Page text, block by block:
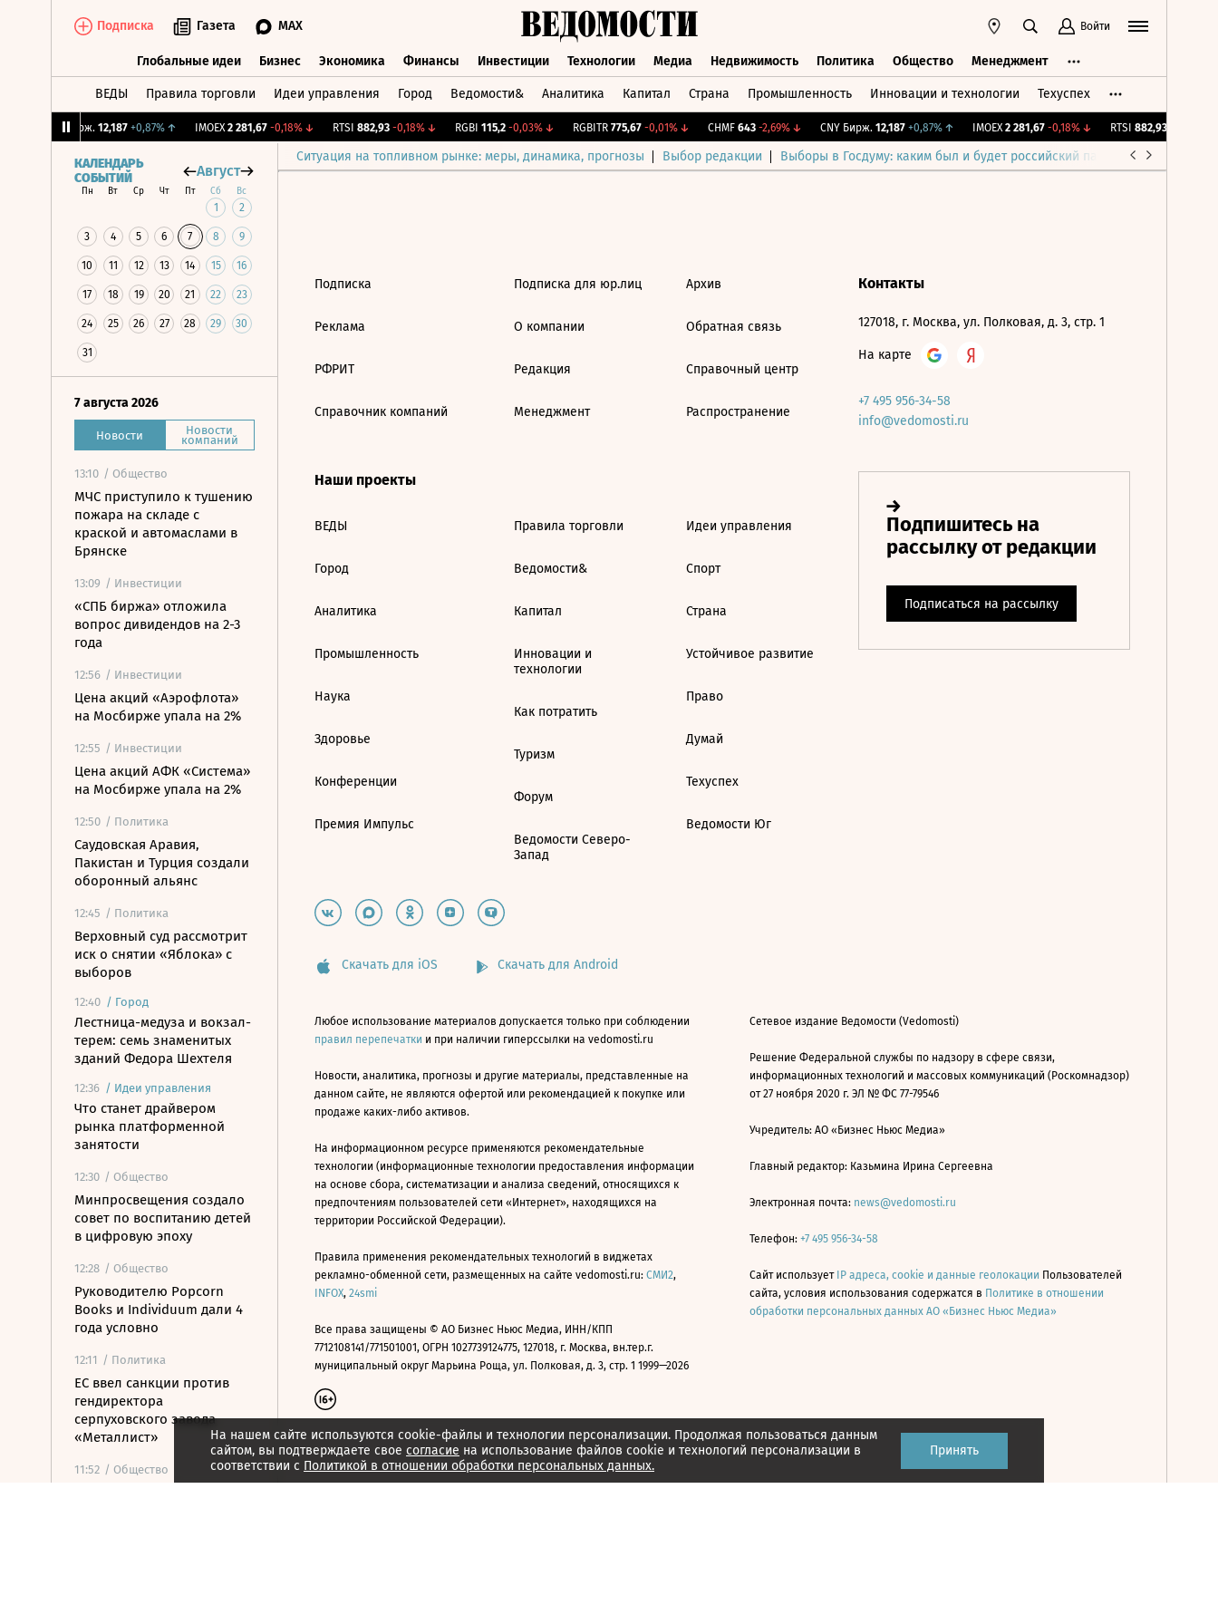
Подписка Газета MAX Войти
Глобальные идеи Бизнес Экономика Финансы Инвестиции Технологии Медиа Недвижимость Политика Общество Менеджмент
ВЕДЫ Правила торговли Идеи управления Город Ведомости& Аналитика Капитал Страна Промышленность Инновации и технологии Техуспех
CNY Бирж. 12,187 +0,87%↑ IMOEX 2 281,67 -0,18%↓ RTSI 882,93 -0,18%↓ RGBI 115,2 -0,03%↓ RGBITR 775,67 -0,01%↓ CHMF 643 -2,69%↓ CNY Бирж. 12,187 +0,87%↑ IMOEX 2 281,67 -0,18%↓ RTSI 882,93 -0,18%
Ситуация на топливном рынке: меры, динамика, прогнозы Выбор редакции Выборы в Госдуму: каким был и будет российский парламент
КАЛЕНДАРЬ
СОБЫТИЙ
Август
Пн Вт Ср Чт Пт Сб Вс
1 2
3 4 5 6 7 8 9
10 11 12 13 14 15 16
17 18 19 20 21 22 23
24 25 26 27 28 29 30
31
7 августа 2026
Новости Новости
компаний
13:10 / Общество
МЧС приступило к тушению
пожара на складе с
краской и автомаслами в
Брянске
13:09 / Инвестиции
«СПБ биржа» отложила
вопрос дивидендов на 2-3
года
12:56 / Инвестиции
Цена акций «Аэрофлота»
на Мосбирже упала на 2%
12:55 / Инвестиции
Цена акций АФК «Система»
на Мосбирже упала на 2%
12:50 / Политика
Саудовская Аравия,
Пакистан и Турция создали
оборонный альянс
12:45 / Политика
Верховный суд рассмотрит
иск о снятии «Яблока» с
выборов
12:40 / Город
Лестница-медуза и вокзал-
терем: семь знаменитых
зданий Федора Шехтеля
12:36 / Идеи управления
Что станет драйвером
рынка платформенной
занятости
12:30 / Общество
Минпросвещения создало
совет по воспитанию детей
в цифровую эпоху
12:28 / Общество
Руководителю Popcorn
Books и Individuum дали 4
года условно
12:11 / Политика
ЕС ввел санкции против
гендиректора
серпуховского завода
«Металлист»
11:52 / Общество
На нашем сайте используются cookie-файлы и технологии персонализации. Продолжая пользоваться данным
сайтом, вы подтверждаете свое согласие на использование файлов cookie и технологий персонализации в
соответствии с Политикой в отношении обработки персональных данных.
Принять
Подписка
Реклама
РФРИТ
Справочник компаний
Подписка для юр.лиц
О компании
Редакция
Менеджмент
Архив
Обратная связь
Справочный центр
Распространение
Наши проекты
ВЕДЫ
Город
Аналитика
Промышленность
Наука
Здоровье
Конференции
Премия Импульс
Правила торговли
Ведомости&
Капитал
Инновации и
технологии
Как потратить
Туризм
Форум
Ведомости Северо-
Запад
Идеи управления
Спорт
Страна
Устойчивое развитие
Право
Думай
Техуспех
Ведомости Юг
Контакты
127018, г. Москва, ул. Полковая, д. 3, стр. 1
На карте
+7 495 956-34-58
info@vedomosti.ru
Скачать для iOS Скачать для Android
Любое использование материалов допускается только при соблюдении
правил перепечатки и при наличии гиперссылки на vedomosti.ru
Новости, аналитика, прогнозы и другие материалы, представленные на
данном сайте, не являются офертой или рекомендацией к покупке или
продаже каких-либо активов.
На информационном ресурсе применяются рекомендательные
технологии (информационные технологии предоставления информации
на основе сбора, систематизации и анализа сведений, относящихся к
предпочтениям пользователей сети «Интернет», находящихся на
территории Российской Федерации).
Правила применения рекомендательных технологий в виджетах
рекламно-обменной сети, размещенных на сайте vedomosti.ru: СМИ2,
INFOX, 24smi
Все права защищены © АО Бизнес Ньюс Медиа, ИНН/КПП
7712108141/771501001, ОГРН 1027739124775, 127018, г. Москва, вн.тер.г.
муниципальный округ Марьина Роща, ул. Полковая, д. 3, стр. 1 1999—2026
Сетевое издание Ведомости (Vedomosti)
Решение Федеральной службы по надзору в сфере связи,
информационных технологий и массовых коммуникаций (Роскомнадзор)
от 27 ноября 2020 г. ЭЛ № ФС 77-79546
Учредитель: АО «Бизнес Ньюс Медиа»
Главный редактор: Казьмина Ирина Сергеевна
Электронная почта: news@vedomosti.ru
Телефон: +7 495 956-34-58
Сайт использует IP адреса, cookie и данные геолокации Пользователей
сайта, условия использования содержатся в Политике в отношении
обработки персональных данных АО «Бизнес Ньюс Медиа»